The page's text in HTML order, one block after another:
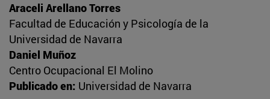
Araceli Arellano Torres
Facultad de Educación y Psicología de la
Universidad de Navarra
Daniel Muñoz
Centro Ocupacional El Molino
Publicado en: Universidad de Navarra